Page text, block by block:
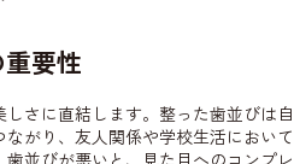
要性
さに直結します。整った歯並びは自
がり、友人関係や学校生活において
並びが悪いと、見た目へのコンプレ